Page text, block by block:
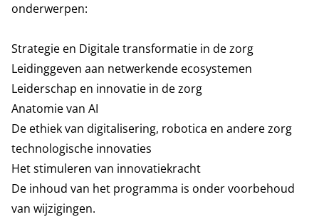
onderwerpen:
Strategie en Digitale transformatie in de zorg
Leidinggeven aan netwerkende ecosystemen
Leiderschap en innovatie in de zorg
Anatomie van AI
De ethiek van digitalisering, robotica en andere zorg
technologische innovaties
Het stimuleren van innovatiekracht
De inhoud van het programma is onder voorbehoud
van wijzigingen.